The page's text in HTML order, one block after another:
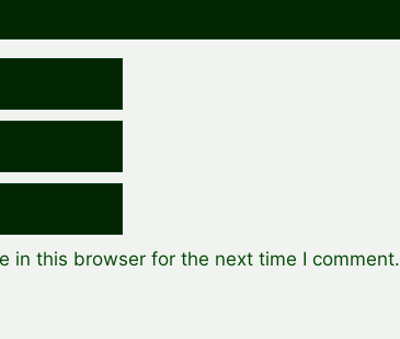
in this browser for the next time I comment.